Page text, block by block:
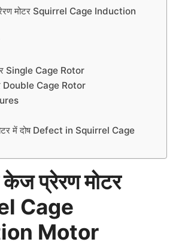
मोटर Squirrel Cage Induction
Single Cage Rotor
Double Cage Rotor
में दोष Defect in Squirrel Cage
केज प्रेरण मोटर
Cage
Motor